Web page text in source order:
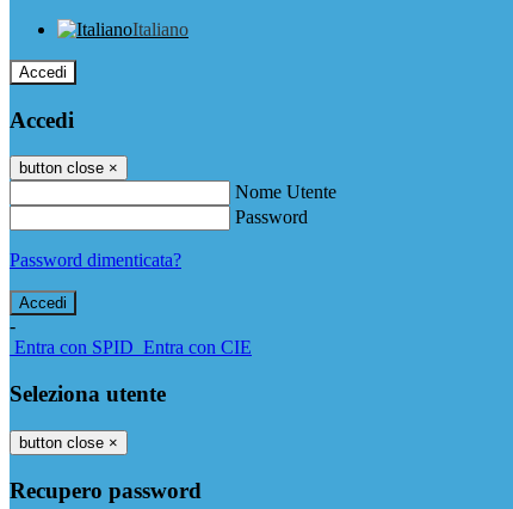
Italiano
Accedi
Accedi
button close ×
Nome Utente
Password
Password dimenticata?
-
Entra con SPID Entra con CIE
Seleziona utente
button close ×
Recupero password